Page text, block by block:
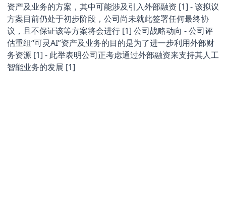
资产及业务的方案，其中可能涉及引入外部融资 [1] - 该拟议
方案目前仍处于初步阶段，公司尚未就此签署任何最终协
议，且不保证该等方案将会进行 [1] 公司战略动向 - 公司评
估重组“可灵AI”资产及业务的目的是为了进一步利用外部财
务资源 [1] - 此举表明公司正考虑通过外部融资来支持其人工
智能业务的发展 [1]